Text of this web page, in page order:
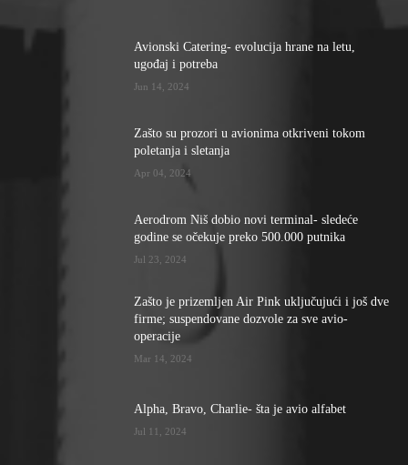
Avionski Catering- evolucija hrane na letu,
ugođaj i potreba
Jun 14, 2024
Zašto su prozori u avionima otkriveni tokom
poletanja i sletanja
Apr 04, 2024
Aerodrom Niš dobio novi terminal- sledeće
godine se očekuje preko 500.000 putnika
Jul 23, 2024
Zašto je prizemljen Air Pink uključujući i još dve
firme; suspendovane dozvole za sve avio-
operacije
Mar 14, 2024
Alpha, Bravo, Charlie- šta je avio alfabet
Jul 11, 2024